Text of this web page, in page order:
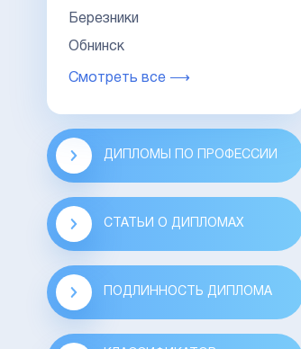
Березники
Обнинск
Смотреть все ⟶
ДИПЛОМЫ ПО ПРОФЕССИИ
СТАТЬИ О ДИПЛОМАХ
ПОДЛИННОСТЬ ДИПЛОМА